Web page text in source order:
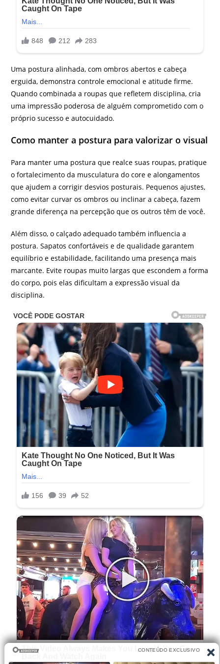
Uma postura alinhada, com ombros abertos e cabeça
erguida, demonstra controle emocional e atitude firme.
Quando combinada a roupas que refletem disciplina, cria
uma impressão poderosa de alguém comprometido com o
próprio sucesso e autocuidado.
Como manter a postura para valorizar o visual
Para manter uma postura que realce suas roupas, pratique
o fortalecimento da musculatura do core e alongamentos
que ajudem a corrigir desvios posturais. Pequenos ajustes,
como evitar curvar os ombros ou inclinar a cabeça, fazem
grande diferença na percepção que os outros têm de você.
Além disso, o calçado adequado também influencia a
postura. Sapatos confortáveis e de qualidade garantem
equilíbrio e estabilidade, facilitando uma presença mais
marcante. Evite roupas muito largas que escondem a forma
do corpo, pois elas dificultam a expressão visual da
disciplina.